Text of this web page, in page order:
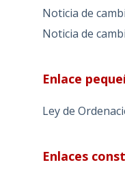
Noticia de
Noticia de
Enlace
Ley de
Enlaces